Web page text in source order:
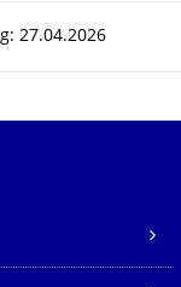
27.04.2026